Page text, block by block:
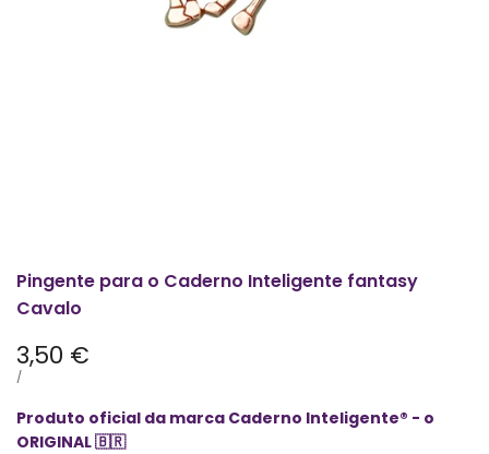
Pingente para o Caderno Inteligente fantasy
Cavalo
Preço
promocional
3,50 €
PREÇO
/POR
Produto oficial da marca Caderno Inteligente® - o
ORIGINAL🇧🇷